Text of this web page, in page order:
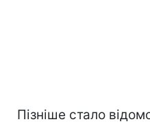
Пізніше стало